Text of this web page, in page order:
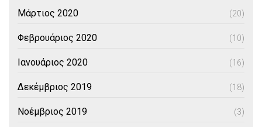
Μάρτιος 2020 (20)
Φεβρουάριος 2020 (10)
Ιανουάριος 2020 (16)
Δεκέμβριος 2019 (18)
Νοέμβριος 2019 (3)